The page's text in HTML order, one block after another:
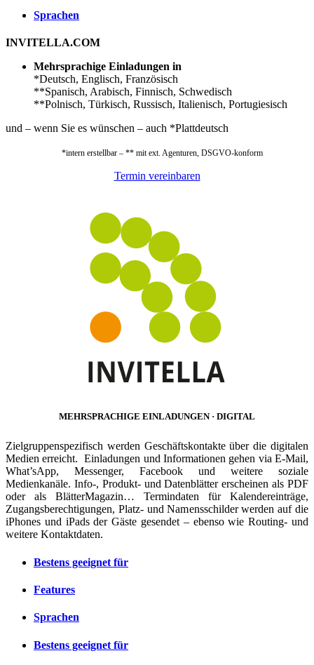
Sprachen
INVITELLA.COM
Mehrsprachige Einladungen in
*Deutsch, Englisch, Französisch
**Spanisch, Arabisch, Finnisch, Schwedisch
**Polnisch, Türkisch, Russisch, Italienisch, Portugiesisch
und – wenn Sie es wünschen – auch *Plattdeutsch
*intern erstellbar – ** mit ext. Agenturen, DSGVO-konform
Termin vereinbaren
MEHRSPRACHIGE EINLADUNGEN · DIGITAL
Zielgruppenspezifisch werden Geschäftskontakte über die digitalen
Medien erreicht. Einladungen und Informationen gehen via E-Mail,
What’sApp, Messenger, Facebook und weitere soziale
Medienkanäle. Info-, Produkt- und Datenblätter erscheinen als PDF
oder als BlätterMagazin… Termindaten für Kalendereinträge,
Zugangsberechtigungen, Platz- und Namensschilder werden auf die
iPhones und iPads der Gäste gesendet – ebenso wie Routing- und
weitere Kontaktdaten.
Bestens geeignet für
Features
Sprachen
Bestens geeignet für